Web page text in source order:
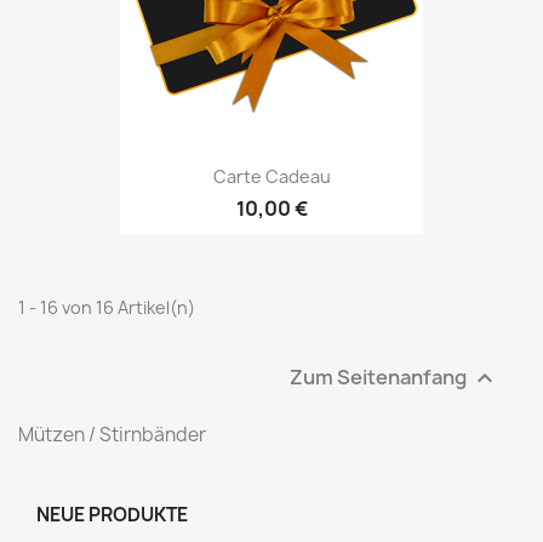
Carte Cadeau
10,00 €
1 - 16 von 16 Artikel(n)
Zum Seitenanfang 
Mützen / Stirnbänder
NEUE PRODUKTE